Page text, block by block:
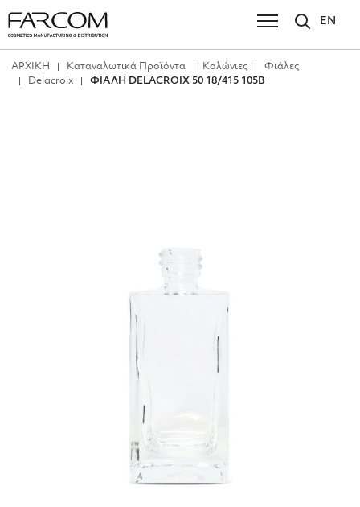
EN
ΑΡΧΙΚΗ Καταναλωτικά Προϊόντα Κολώνιες
Φιάλες
Delacroix
ΦΙΑΛΗ DELACROIX 50 18/415 105B